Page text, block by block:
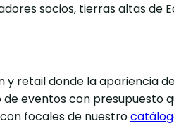
socios, tierras altas de
y retail donde la apariencia
eventos con presupuesto
focales de nuestro